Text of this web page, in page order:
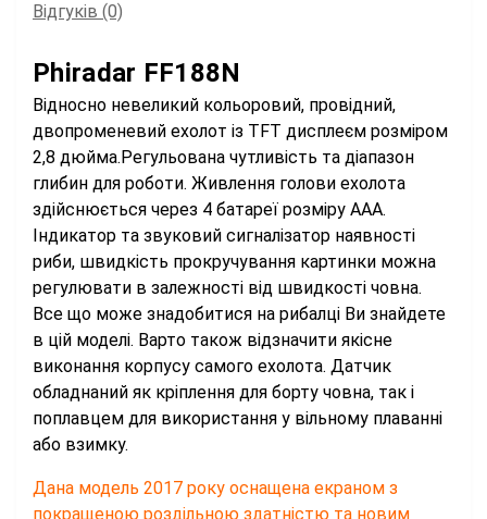
Відгуків (0)
Phiradar FF188N
Відносно невеликий кольоровий, провідний,
двопроменевий ехолот із TFT дисплеєм розміром
2,8 дюйма. Регульована чутливість та діапазон
глибин для роботи. Живлення голови ехолота
здійснюється через 4 батареї розміру ААА.
Індикатор та звуковий сигналізатор наявності
риби, швидкість прокручування картинки можна
регулювати в залежності від швидкості човна.
Все що може знадобитися на рибалці Ви знайдете
в цій моделі. Варто також відзначити якісне
виконання корпусу самого ехолота. Датчик
обладнаний як кріплення для борту човна, так і
поплавцем для використання у вільному плаванні
або взимку.
Дана модель 2017 року оснащена екраном з
покращеною роздільною здатністю та новим